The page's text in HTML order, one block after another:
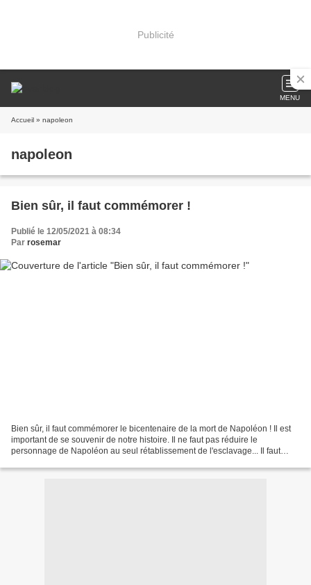
Publicité
MENU
Accueil » napoleon
napoleon
Bien sûr, il faut commémorer !
Publié le 12/05/2021 à 08:34
Par rosemar
Bien sûr, il faut commémorer le bicentenaire de la mort de Napoléon ! Il est
important de se souvenir de notre histoire. Il ne faut pas réduire le
personnage de Napoléon au seul rétablissement de l'esclavage... Il faut